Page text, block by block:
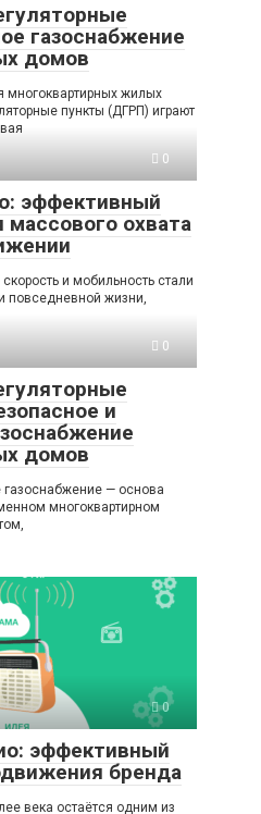
газоснабжение
домов
многоквартирных жилых
пункты (ДГРП) играют
0
эффективный
охвата
и мобильность стали
жизни,
0
и
домов
газоснабжение — основа
многоквартирном
0
эффективный
бренда
века остаётся одним из